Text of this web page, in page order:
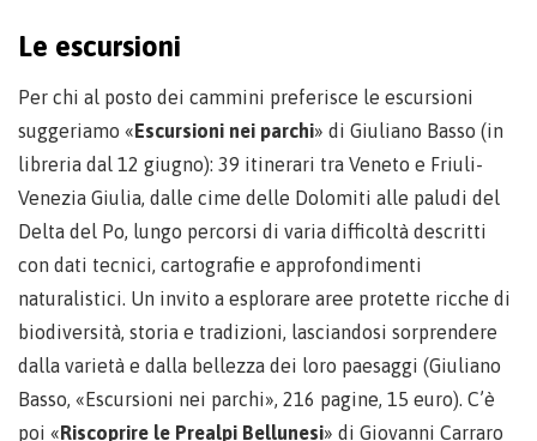
Le escursioni
Per chi al posto dei cammini preferisce le escursioni
suggeriamo «Escursioni nei parchi» di Giuliano Basso (in
libreria dal 12 giugno): 39 itinerari tra Veneto e Friuli-
Venezia Giulia, dalle cime delle Dolomiti alle paludi del
Delta del Po, lungo percorsi di varia difficoltà descritti
con dati tecnici, cartografie e approfondimenti
naturalistici. Un invito a esplorare aree protette ricche di
biodiversità, storia e tradizioni, lasciandosi sorprendere
dalla varietà e dalla bellezza dei loro paesaggi (Giuliano
Basso, «Escursioni nei parchi», 216 pagine, 15 euro). C’è
poi «Riscoprire le Prealpi Bellunesi» di Giovanni Carraro